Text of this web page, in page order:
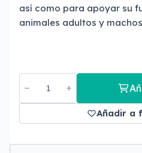
así como para apoyar su
animales adultos y
Añadir a